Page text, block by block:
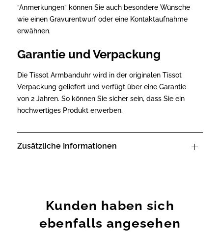
“Anmerkungen” können Sie auch besondere Wünsche
wie einen Gravurentwurf oder eine Kontaktaufnahme
erwähnen.
Garantie und Verpackung
Die Tissot Armbanduhr wird in der originalen Tissot
Verpackung geliefert und verfügt über eine Garantie
von 2 Jahren. So können Sie sicher sein, dass Sie ein
hochwertiges Produkt erwerben.
Zusätzliche Informationen
Kunden haben sich
ebenfalls angesehen